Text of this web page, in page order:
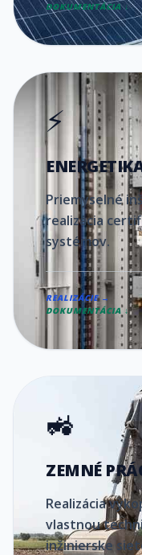
DOKUMENTÁCIA ↓
⚡
Priemyselné
realizácia
systémov.
REALIZÁCIE →
DOKUMENTÁCIA ↓
🚜
ZEMNÉ
Realizácia
vlastnou
inžinierske